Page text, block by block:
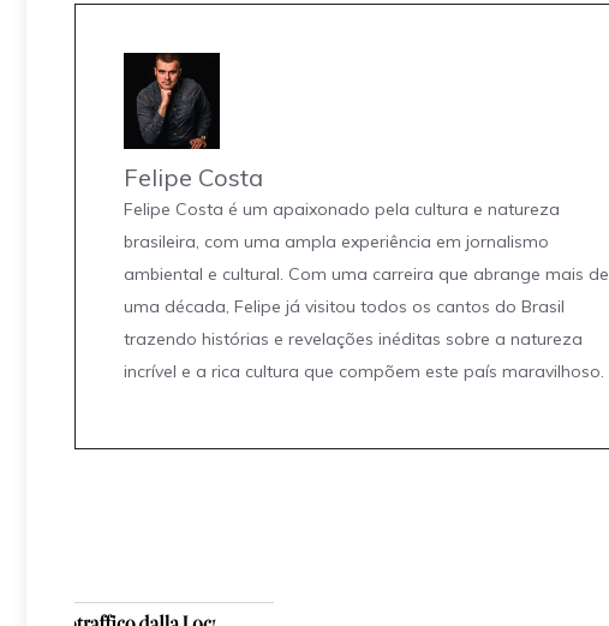
Felipe Costa
Felipe Costa é um apaixonado pela cultura e natureza
brasileira, com uma ampla experiência em jornalismo
ambiental e cultural. Com uma carreira que abrange mais de
uma década, Felipe já visitou todos os cantos do Brasil
trazendo histórias e revelações inéditas sobre a natureza
incrível e a rica cultura que compõem este país maravilhoso.